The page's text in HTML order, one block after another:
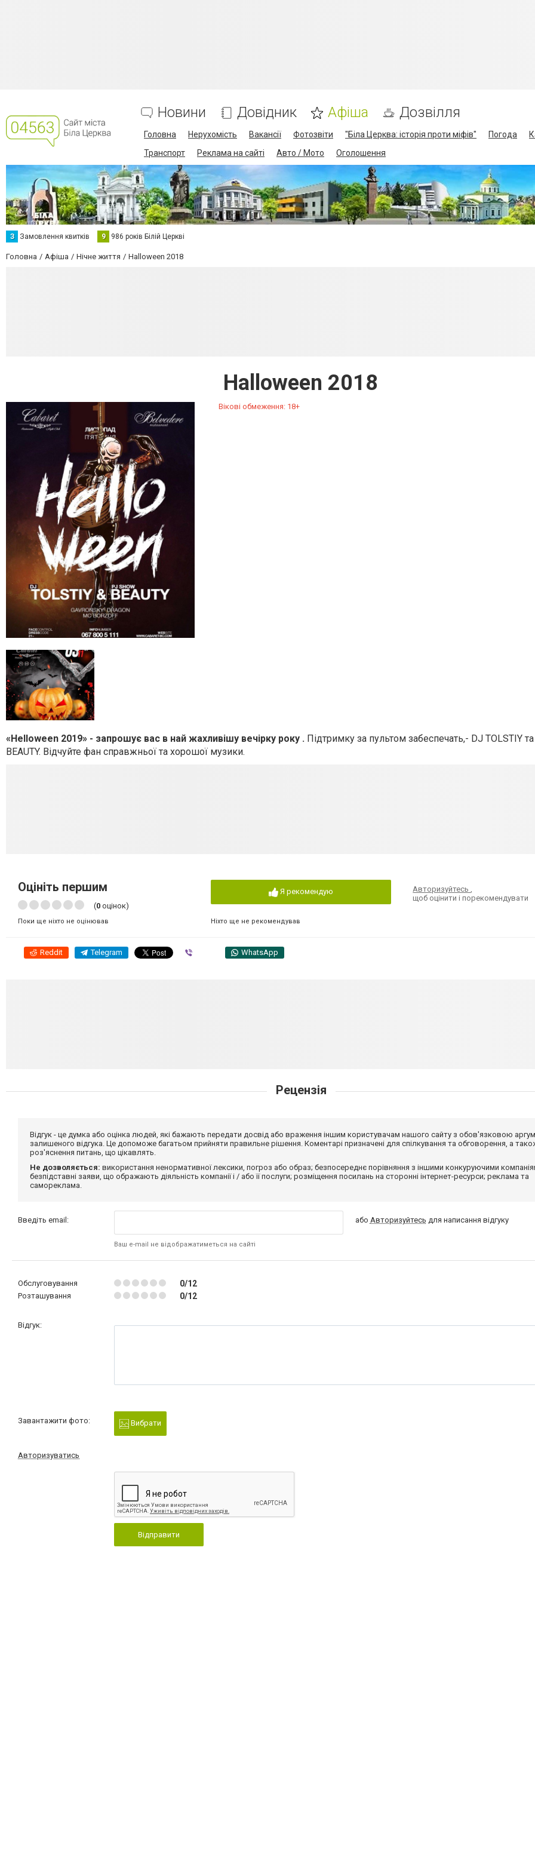
Новини Довідник Афіша Дозвілля
Головна Нерухомість Вакансії Фотозвіти "Біла Церква: історія проти міфів" Погода
Транспорт
Реклама на сайті Авто / Мото Оголошення
З Замовлення квитків 9 986 років Білій Церкві
Головна Афіша Нічне життя Halloween 2018
Halloween 2018
Вікові обмеження: 18+
«Helloween 2019» - запрошує вас в най жахливішу вечірку року . Підтримку за пультом забеспечать,- DJ TOLSTIY
BEAUTY. Відчуйте фан справжньої та хорошої музики.
Оцініть першим
(0 оцінок)
Поки ще ніхто не оцінював
Я рекомендую
Ніхто ще не рекомендував
Авторизуйтесь,
щоб оцінити і порекомендувати
Reddit Telegram WhatsApp
Рецензія
Відгук - це думка або оцінка людей, які бажають передати досвід або враження іншим користувачам нашого сайту з обов'язковою
залишеного відгука. Це допоможе багатьом прийняти правильне рішення. Коментарі призначені для спілкування та обговорення, а
роз'яснення питань, що цікавлять.
Не дозволяється: використання ненормативної лексики, погроз або образ; безпосереднє порівняння з іншими конкуруючими
безпідставні заяви, що ображають діяльність компанії і / або її послуги; розміщення посилань на сторонні інтернет-ресурси; реклама та
самореклама.
Введіть email:
Ваш e-mail не відображатиметься на сайті
або Авторизуйтесь для написання відгуку
Обслуговування 0/12
Розташування 0/12
Відгук:
Завантажити фото: Вибрати
Авторизуватись
Відправити